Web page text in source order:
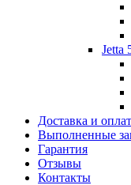
Jetta
Доставка и
Выполненные
Гарантия
Отзывы
Контакты